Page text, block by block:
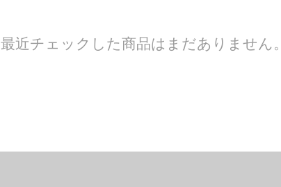
最近チェックした商品はまだありません。